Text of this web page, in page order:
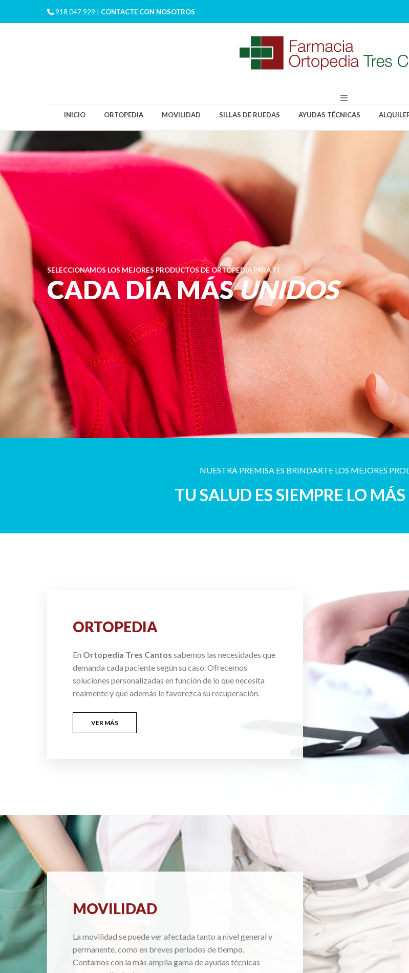
918 047 929 | CONTACTE CON NOSOTROS
INICIO ORTOPEDIA MOVILIDAD SILLAS DE RUEDAS AYUDAS TÉCNICAS
SELECCIONAMOS LOS MEJORES PRODUCTOS DE ORTOPEDIA PARA TI
CADA DÍA MÁSUNIDOS
NUESTRA PREMISA ES BRINDARTE LOS MEJORES
TU SALUD ES SIEMPRE LO
ORTOPEDIA
En Ortopedia Tres Cantos sabemos las necesidades que
demanda cada paciente según su caso. Ofrecemos
soluciones personalizadas en función de lo que necesita
realmente y que además le favorezca su recuperación.
VER MÁS
MOVILIDAD
La movilidad se puede ver afectada tanto a nivel general y
permanente, como en breves periodos de tiempo.
Contamos con la más amplia gama de ayudas técnicas